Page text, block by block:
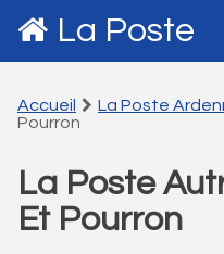
La Poste
Accueil La Poste
Pourron
La Poste
Et Pourron